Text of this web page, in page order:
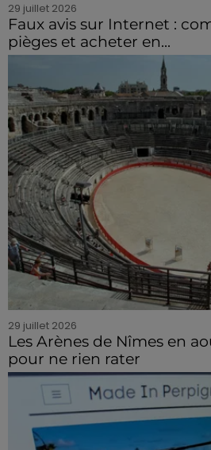
29 juillet 2026
Faux avis sur Internet :
pièges et acheter en...
29 juillet 2026
Les Arènes de Nîmes en
pour ne rien rater